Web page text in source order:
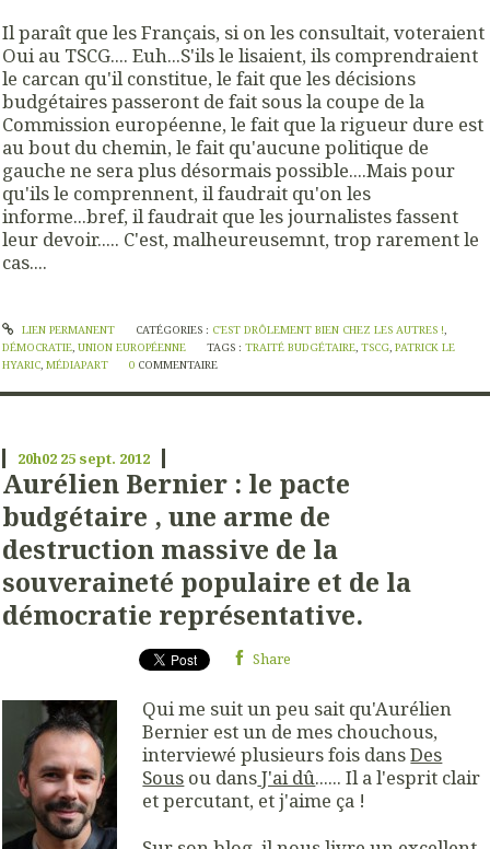
Il paraît que les Français, si on les consultait, voteraient
Oui au TSCG.... Euh...S'ils le lisaient, ils comprendraient
le carcan qu'il constitue, le fait que les décisions
budgétaires passeront de fait sous la coupe de la
Commission européenne, le fait que la rigueur dure est
au bout du chemin, le fait qu'aucune politique de
gauche ne sera plus désormais possible....Mais pour
qu'ils le comprennent, il faudrait qu'on les
informe...bref, il faudrait que les journalistes fassent
leur devoir..... C'est, malheureusemnt, trop rarement le
cas....
LIEN PERMANENT CATÉGORIES : C'EST DRÔLEMENT BIEN CHEZ LES AUTRES !
DÉMOCRATIE UNION EUROPÉENNE TAGS :TRAITÉ BUDGÉTAIRE ,TSCG ,PATRICK LE
HYARIC MÉDIAPART 0 COMMENTAIRE
20h02 25 sept. 2012
Aurélien Bernier : le pacte
budgétaire , une arme de
destruction massive de la
souveraineté populaire et de la
démocratie représentative.
Share
Qui me suit un peu sait qu'Aurélien
Bernier est un de mes chouchous,
interviewé plusieurs fois dansDes
Sous ou dansJ'ai dû...... Il a l'esprit clair
et percutant, et j'aime ça !